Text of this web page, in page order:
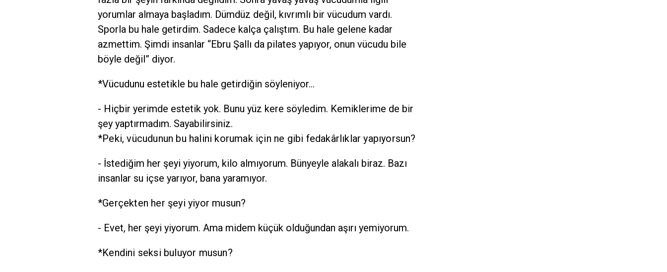
yorumlar almaya başladım. Dümdüz değil, kıvrımlı bir vücudum vardı.
Sporla bu hale getirdim. Sadece kalça çalıştım. Bu hale gelene kadar
azmettim. Şimdi insanlar “Ebru Şallı da pilates yapıyor, onun vücudu bile
böyle değil” diyor.
*Vücudunu estetikle bu hale getirdiğin söyleniyor...
- Hiçbir yerimde estetik yok. Bunu yüz kere söyledim. Kemiklerime de bir
şey yaptırmadım. Sayabilirsiniz.
*Peki, vücudunun bu halini korumak için ne gibi fedakârlıklar yapıyorsun?
- İstediğim her şeyi yiyorum, kilo almıyorum. Bünyeyle alakalı biraz. Bazı
insanlar su içse yarıyor, bana yaramıyor.
*Gerçekten her şeyi yiyor musun?
- Evet, her şeyi yiyorum. Ama midem küçük olduğundan aşırı yemiyorum.
*Kendini seksi buluyor musun?